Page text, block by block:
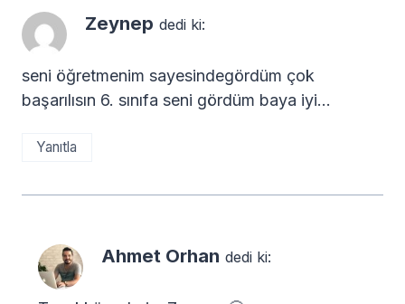
Zeynep dedi ki:
seni öğretmenim sayesindegördüm çok
başarılısın 6. sınıfa seni gördüm baya iyi…
Yanıtla
Ahmet Orhan dedi ki: